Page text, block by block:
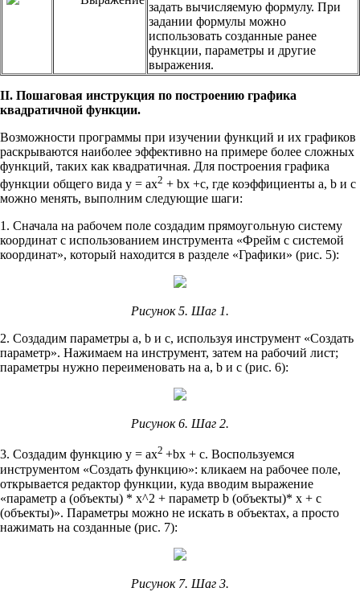
задать вычисляемую формулу. При
задании формулы можно
использовать созданные ранее
функции, параметры и другие
выражения.
II. Пошаговая инструкция по построению графика
квадратичной функции.
Возможности программы при изучении функций и их графиков
раскрываются наиболее эффективно на примере более сложных
функций, таких как квадратичная. Для построения графика
функции общего вида y = ax2 + bx +c, где коэффициенты a, b и c
можно менять, выполним следующие шаги:
1. Сначала на рабочем поле создадим прямоугольную систему
координат с использованием инструмента «Фрейм с системой
координат», который находится в разделе «Графики» (рис. 5):
Рисунок 5. Шаг 1.
2. Создадим параметры a, b и c, используя инструмент «Создать
параметр». Нажимаем на инструмент, затем на рабочий лист;
параметры нужно переименовать на a, b и c (рис. 6):
Рисунок 6. Шаг 2.
3. Создадим функцию y = ax2 +bx + c. Воспользуемся
инструментом «Создать функцию»: кликаем на рабочее поле,
открывается редактор функции, куда вводим выражение
«параметр a (объекты) * x^2 + параметр b (объекты)* x + c
(объекты)». Параметры можно не искать в объектах, а просто
нажимать на созданные (рис. 7):
Рисунок 7. Шаг 3.